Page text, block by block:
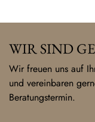
WIR SIND
Wir freuen uns auf
und vereinbaren
Beratungstermin.